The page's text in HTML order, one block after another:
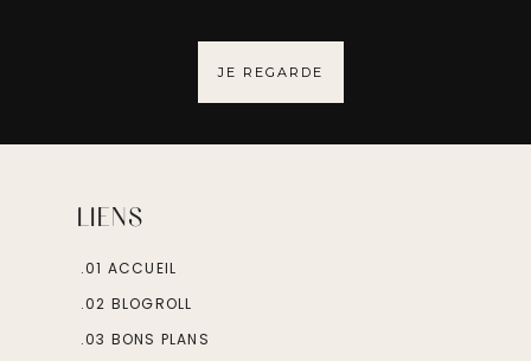
JE REGARDE
LIENS
.01 ACCUEIL
.02 BLOGROLL
.03 BONS PLANS